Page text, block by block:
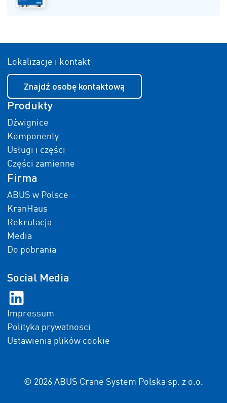
Lokalizacje i kontakt
Znajdź osobę kontaktową
Produkty
Dźwignice
Komponenty
Usługi i części
Części zamienne
Firma
ABUS w Polsce
KranHaus
Rekrutacja
Media
Do pobrania
Social Media
Impressum
Polityka prywatnosci
Ustawienia plików cookie
© 2026 ABUS Crane System Polska sp. z o.o.